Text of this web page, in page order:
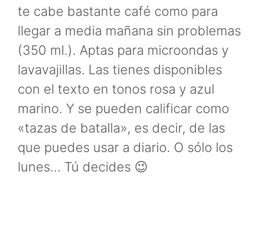
te cabe bastante café como para
llegar a media mañana sin problemas
(350 ml.). Aptas para microondas y
lavavajillas. Las tienes disponibles
con el texto en tonos rosa y azul
marino. Y se pueden calificar como
«tazas de batalla», es decir, de las
que puedes usar a diario. O sólo los
lunes… Tú decides 😉